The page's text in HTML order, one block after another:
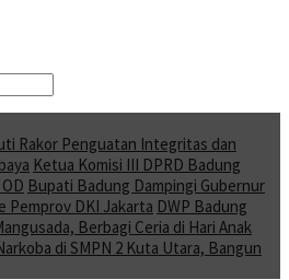
Rakor Penguatan Integritas dan
Ketua Komisi III DPRD Badung
Bupati Badung Dampingi Gubernur
Pemprov DKI Jakarta DWP Badung
Berbagi Ceria di Hari Anak
di SMPN 2 Kuta Utara, Bangun